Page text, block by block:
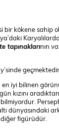
bir kökene
tapınaklarının
iyi bilinen
kızını
bilmiyordur.
dünyasındaki
figürüdür.